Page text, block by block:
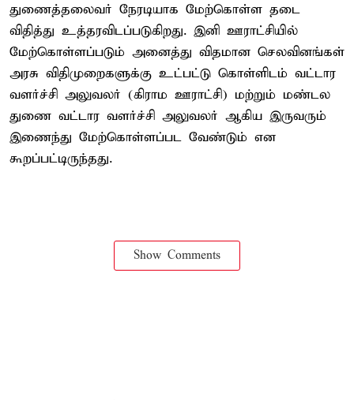
துணைத்தலைவர் நேரடியாக மேற்கொள்ள தடை
விதித்து உத்தரவிடப்படுகிறது. இனி ஊராட்சியில்
மேற்கொள்ளப்படும் அனைத்து விதமான செலவினங்கள்
அரசு விதிமுறைகளுக்கு உட்பட்டு கொள்ளிடம் வட்டார
வளர்ச்சி அலுவலர் (கிராம ஊராட்சி) மற்றும் மண்டல
துணை வட்டார வளர்ச்சி அலுவலர் ஆகிய இருவரும்
இணைந்து மேற்கொள்ளப்பட வேண்டும் என
கூறப்பட்டிருந்தது.
Show Comments